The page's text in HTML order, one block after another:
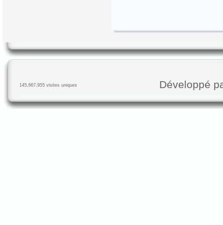
145,667,955 visites uniques Développé